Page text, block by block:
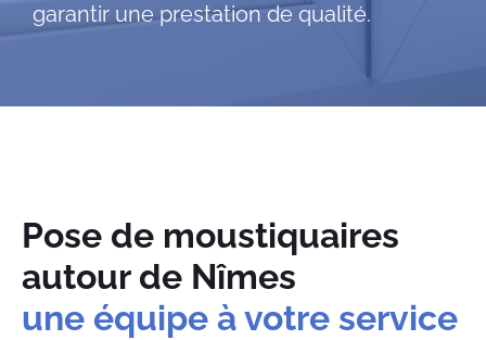
garantir une prestation de qualité.
Pose de moustiquaires
autour de Nîmes
une équipe à votre service